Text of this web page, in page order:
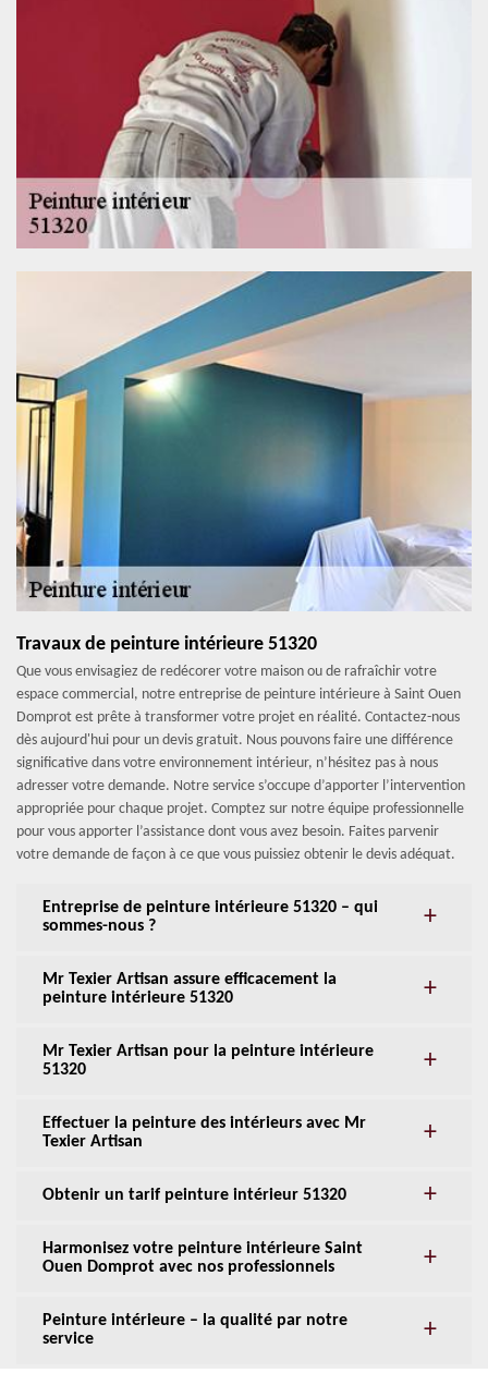
Travaux de peinture intérieure 51320
Que vous envisagiez de redécorer votre maison ou de rafraîchir votre
espace commercial, notre entreprise de peinture intérieure à Saint Ouen
Domprot est prête à transformer votre projet en réalité. Contactez-nous
dès aujourd'hui pour un devis gratuit. Nous pouvons faire une différence
significative dans votre environnement intérieur, n’hésitez pas à nous
adresser votre demande. Notre service s’occupe d’apporter l’intervention
appropriée pour chaque projet. Comptez sur notre équipe professionnelle
pour vous apporter l’assistance dont vous avez besoin. Faites parvenir
votre demande de façon à ce que vous puissiez obtenir le devis adéquat.
Entreprise de peinture intérieure 51320 – qui
sommes-nous ?
Mr Texier Artisan assure efficacement la
peinture intérieure 51320
Mr Texier Artisan pour la peinture intérieure
51320
Effectuer la peinture des intérieurs avec Mr
Texier Artisan
Obtenir un tarif peinture intérieur 51320
Harmonisez votre peinture intérieure Saint
Ouen Domprot avec nos professionnels
Peinture intérieure – la qualité par notre
service